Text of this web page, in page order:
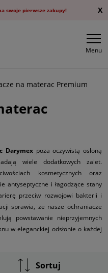
swoje pierwsze zakupy! X
Menu
na materac Premium
Darymexpoza oczywistą osłoną
wiele dodatkowych zalet.
kosmetycznych oraz
antyseptyczne i łagodzące stany
przeciw rozwojowi bakterii i
sprawia, że nasze ochraniacze
powstawanie nieprzyjemnych
w eleganckiej odsłonie o każdej
Sortuj